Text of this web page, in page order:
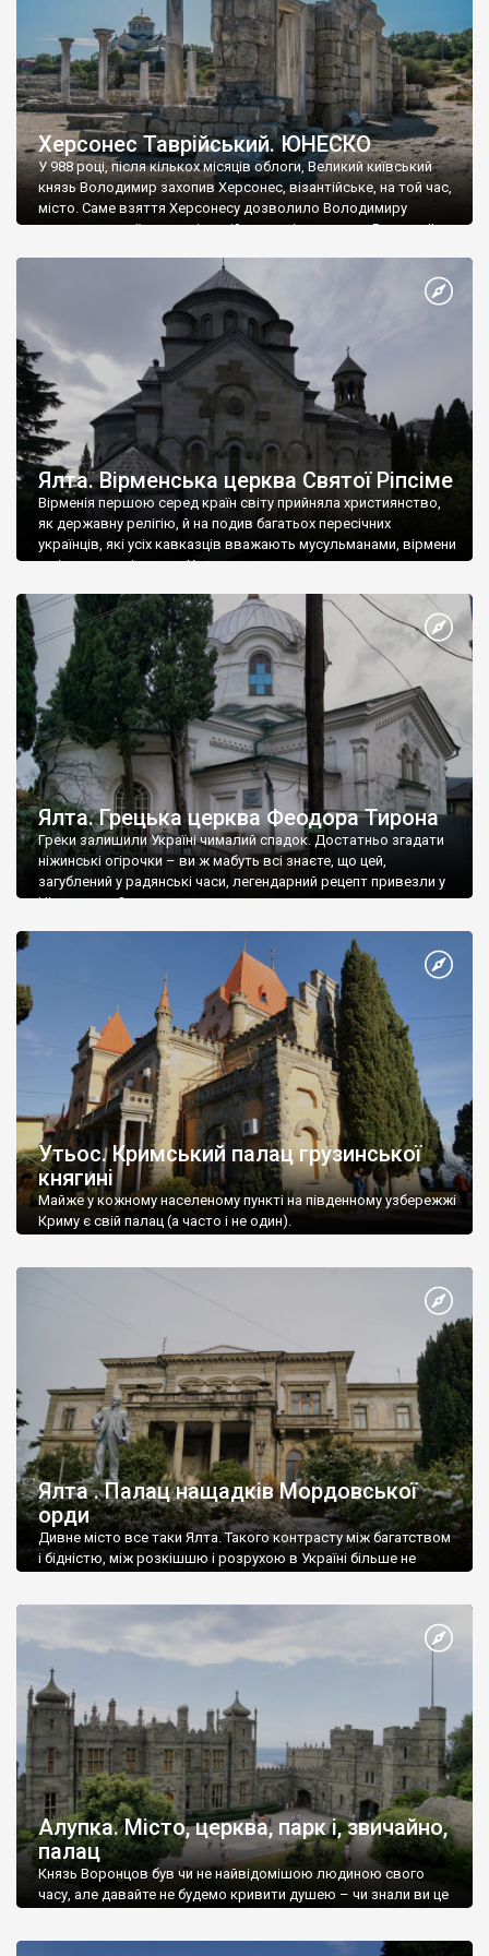
Херсонес Таврійський. ЮНЕСКО
У 988 році, після кількох місяців облоги, Великий київський
князь Володимир захопив Херсонес, візантійське, на той час,
місто. Саме взяття Херсонесу дозволило Володимиру
диктувати свої умови візантійському імператору Василю ІІ, та
Херсонесі Володимир-язичник, став Василем-християнином.
А потім було Хрещення Русі. На честь Херсонесу Таврійського
Ялта. Вірменська церква Святої Ріпсіме
Вірменія першою серед країн світу прийняла християнство,
як державну релігію, й на подив багатьох пересічних
українців, які усіх кавказців вважають мусульманами, вірмени
є відданими вірянами Христа
Ялта. Грецька церква Феодора Тирона
Греки залишили Україні чималий спадок. Достатньо згадати
ніжинські огірочки – ви ж мабуть всі знаєте, що цей,
загублений у радянські часи, легендарний рецепт привезли у
Ніжин греки?
Утьос. Кримський палац грузинської
княгині
Майже у кожному населеному пункті на південному узбережжі
Криму є свій палац (а часто і не один).
Ялта . Палац нащадків Мордовської
орди
Дивне місто все таки Ялта. Такого контрасту між багатством
і бідністю, між розкішшю і розрухою в Україні більше не
Алупка. Місто, церква, парк і, звичайно,
палац
Князь Воронцов був чи не найвідомішою людиною свого
часу, але давайте не будемо кривити душею – чи знали ви це